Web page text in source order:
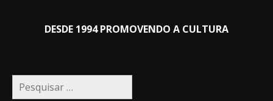
DESDE 1994 PROMOVENDO A CULTURA
Pesquisar
por: